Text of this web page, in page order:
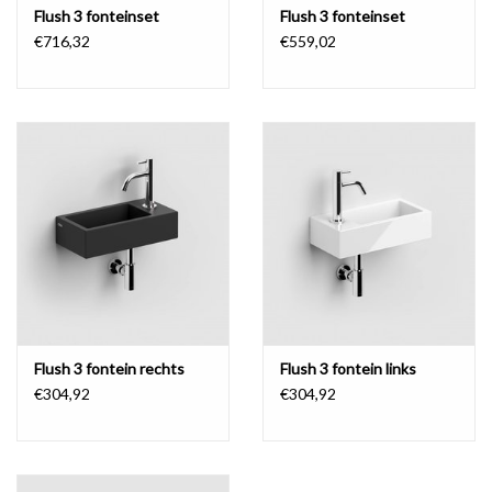
Flush 3 fonteinset
€716,32
Flush 3 fonteinset
€559,02
Flush 3 fontein rechts
€304,92
Flush 3 fontein links
€304,92